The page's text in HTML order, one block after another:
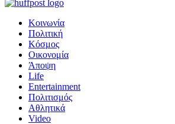
Κοινωνία
Πολιτική
Κόσμος
Οικονομία
Άποψη
Life
Entertainment
Πολιτισμός
Αθλητικά
Video